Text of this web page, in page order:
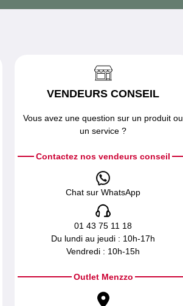
VENDEURS CONSEIL
Vous avez une question sur un produit ou
un service ?
Contactez nos vendeurs conseil
Chat sur WhatsApp
01 43 75 11 18
Du lundi au jeudi : 10h-17h
Vendredi : 10h-15h
Outlet Menzzo